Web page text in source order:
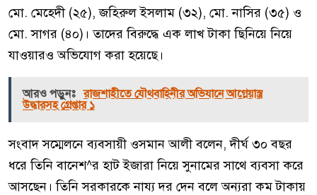
মো. মেহেদী (২৫), জহিরুল ইসলাম (৩২), মো. নাসির (৩৫) ও
মো. সাগর (৪০)। তাদের বিরুদ্ধে এক লাখ টাকা ছিনিয়ে নিয়ে
যাওয়ারও অভিযোগ করা হয়েছে।
আরও পড়ুনঃ রাজশাহীতে যৌথবাহিনীর অভিযানে আগ্নেয়াস্ত্র
উদ্ধারসহ গ্রেপ্তার ১
সংবাদ সম্মেলনে ব্যবসায়ী ওসমান আলী বলেন, দীর্ঘ ৩০ বছর
ধরে তিনি বানেশ^র হাট ইজারা নিয়ে সুনামের সাথে ব্যবসা করে
আসছেন। তিনি সরকারকে নায্য দর দেন বলে অন্যরা কম টাকায়